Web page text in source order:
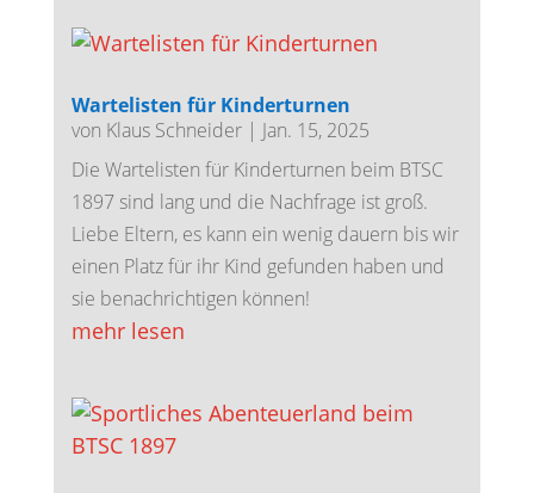
Wartelisten für Kinderturnen
von Klaus Schneider| Jan. 15, 2025
Die Wartelisten für Kinderturnen beim BTSC
1897 sind lang und die Nachfrage ist groß.
Liebe Eltern, es kann ein wenig dauern bis wir
einen Platz für ihr Kind gefunden haben und
sie benachrichtigen können!
mehr lesen